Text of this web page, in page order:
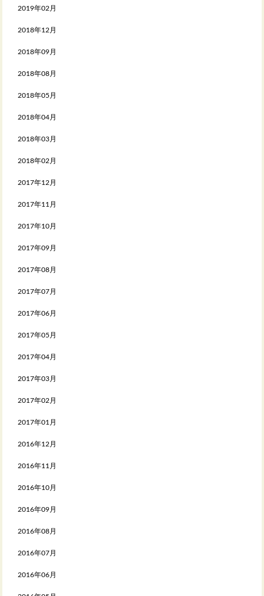
2019年02月
2018年12月
2018年09月
2018年08月
2018年05月
2018年04月
2018年03月
2018年02月
2017年12月
2017年11月
2017年10月
2017年09月
2017年08月
2017年07月
2017年06月
2017年05月
2017年04月
2017年03月
2017年02月
2017年01月
2016年12月
2016年11月
2016年10月
2016年09月
2016年08月
2016年07月
2016年06月